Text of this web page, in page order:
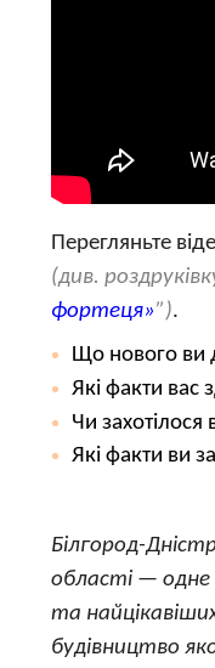
Перегляньте
(див.
фортеця»”).
Що нового ви
Які факти вас
Чи
Які факти ви
Білгород-
області —
та
будівництво